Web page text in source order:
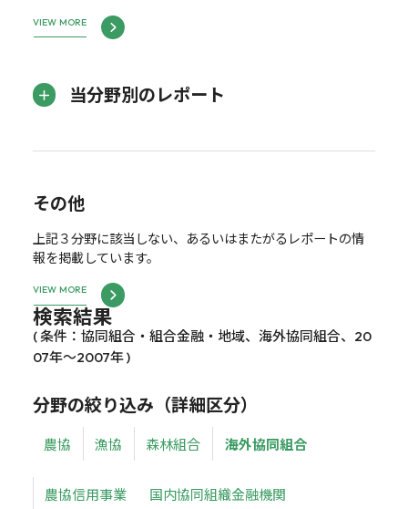
VIEW MORE
当分野別のレポート
その他
上記３分野に該当しない、あるいはまたがるレポートの情
報を掲載しています。
VIEW MORE
検索結果
( 条件：協同組合・組合金融・地域、海外協同組合、20
07年～2007年 )
分野の絞り込み（詳細区分）
農協 漁協 森林組合 海外協同組合
農協信用事業 国内協同組織金融機関